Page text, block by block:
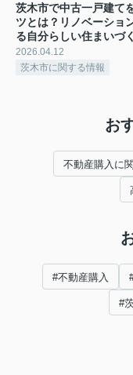
茨木市で中古一戸建て
ツとは？リノベーショ
る自分らしい住まいづ
2026.04.12
茨木市に関する情報
お
不動産購入に
#不動産購入
#